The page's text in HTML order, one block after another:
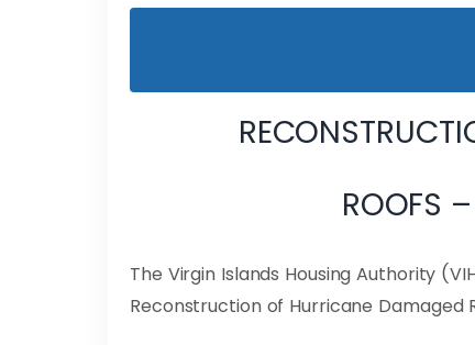
ROOFS
The Virgin Islands Housing Authority
Reconstruction of Hurricane Damaged